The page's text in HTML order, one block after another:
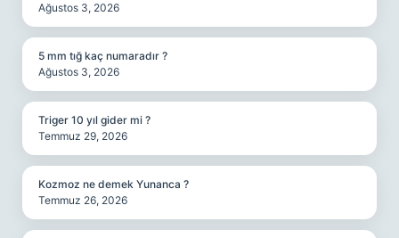
Ağustos 3, 2026
5 mm tığ kaç numaradır ?
Ağustos 3, 2026
Triger 10 yıl gider mi ?
Temmuz 29, 2026
Kozmoz ne demek Yunanca ?
Temmuz 26, 2026